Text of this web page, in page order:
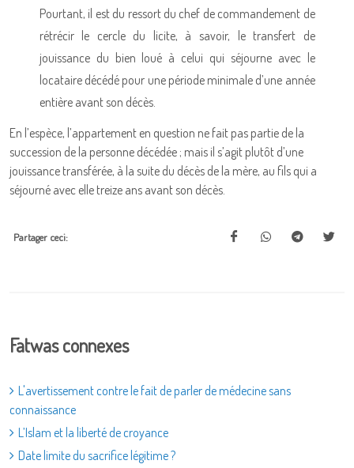
Pourtant, il est du ressort du chef de commandement de
rétrécir le cercle du licite, à savoir, le transfert de
jouissance du bien loué à celui qui séjourne avec le
locataire décédé pour une période minimale d’une année
entière avant son décès.
En l’espèce, l’appartement en question ne fait pas partie de la
succession de la personne décédée ; mais il s’agit plutôt d’une
jouissance transférée, à la suite du décès de la mère, au fils qui a
séjourné avec elle treize ans avant son décès.
Partager ceci:
Fatwas connexes
L'avertissement contre le fait de parler de médecine sans
connaissance
L’Islam et la liberté de croyance
Date limite du sacrifice légitime ?